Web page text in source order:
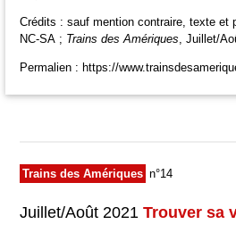
Crédits : sauf mention contraire, texte et
NC-SA ; Trains des Amériques, Juillet/
Permalien : https://
Trains des Amériques n°14
Juillet/Août 2021 Trouver sa